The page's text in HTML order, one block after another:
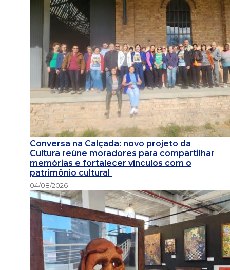
Conversa na Calçada: novo projeto da
Cultura reúne moradores para compartilhar
memórias e fortalecer vínculos com o
patrimônio cultural
04/08/2026